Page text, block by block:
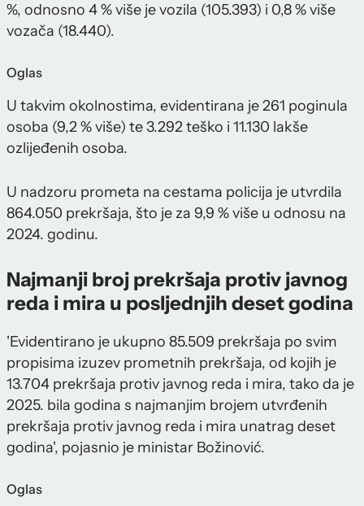
%, odnosno 4 % više je vozila (105.393) i 0,8 % više
vozača (18.440).
Oglas
U takvim okolnostima, evidentirana je 261 poginula
osoba (9,2 % više) te 3.292 teško i 11.130 lakše
ozlijeđenih osoba.
U nadzoru prometa na cestama policija je utvrdila
864.050 prekršaja, što je za 9,9 % više u odnosu na
2024. godinu.
Najmanji broj prekršaja protiv javnog
reda i mira u posljednjih deset godina
'Evidentirano je ukupno 85.509 prekršaja po svim
propisima izuzev prometnih prekršaja, od kojih je
13.704 prekršaja protiv javnog reda i mira, tako da je
2025. bila godina s najmanjim brojem utvrđenih
prekršaja protiv javnog reda i mira unatrag deset
godina', pojasnio je ministar Božinović.
Oglas